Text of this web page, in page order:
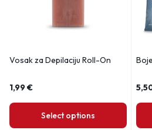
Vosak za Depilaciju Roll-On
1,99€
Select options